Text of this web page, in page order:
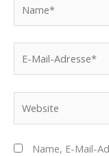
Mail-
Name, E-Mail-